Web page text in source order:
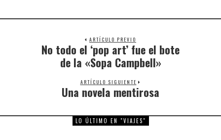
ARTÍCULO PREVIO
Previous
post:
No todo el ‘pop art’ fue el bote
de la «Sopa Campbell»
ARTÍCULO SIGUIENTE
Next
Una novela mentirosa
LO ÚLTIMO EN "VIAJES"